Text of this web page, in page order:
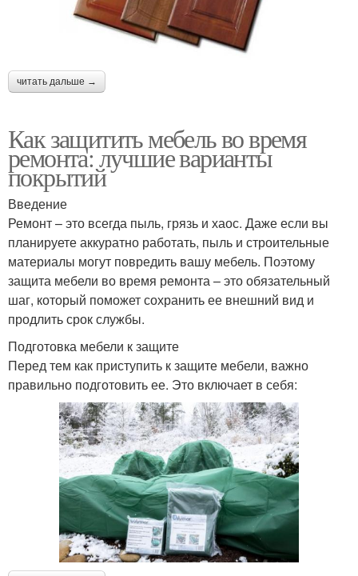
читать дальше →
Как защитить мебель во время
ремонта: лучшие варианты
покрытий
Введение
Ремонт – это всегда пыль, грязь и хаос. Даже если вы
планируете аккуратно работать, пыль и строительные
материалы могут повредить вашу мебель. Поэтому
защита мебели во время ремонта – это обязательный
шаг, который поможет сохранить ее внешний вид и
продлить срок службы.
Подготовка мебели к защите
Перед тем как приступить к защите мебели, важно
правильно подготовить ее. Это включает в себя: